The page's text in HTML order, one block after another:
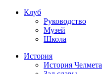
Клуб
Руководство
Музей
Школа
История
История Челмета